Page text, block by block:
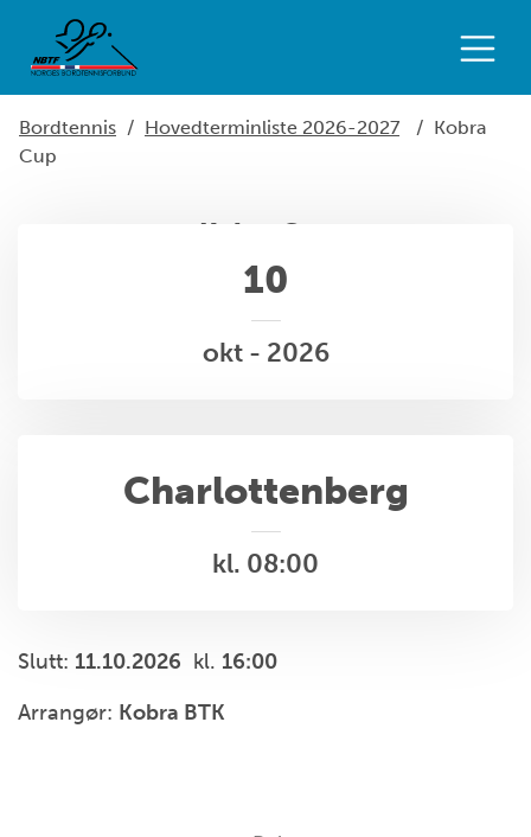
Bordtennis / Hovedterminliste 2026-2027 / Kobra
Cup
Kobra Cup
10
okt - 2026
Charlottenberg
kl. 08:00
Slutt: 11.10.2026 kl. 16:00
Arrangør: Kobra BTK